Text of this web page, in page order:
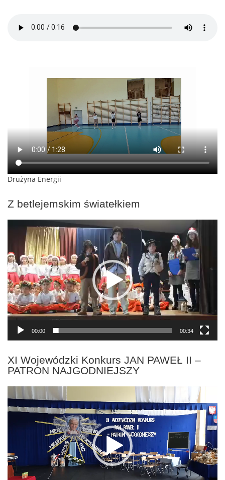
Drużyna Energii
Z betlejemskim światełkiem
Odtwarzacz
00:00 00:34
XI Wojewódzki Konkurs JAN PAWEŁ II –
PATRON NAJGODNIEJSZY
Odtwarzacz
video